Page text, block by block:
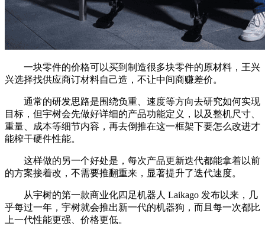
一块零件的价格可以买到制造很多块零件的原材料，王兴
兴选择找供应商订材料自己造，不让中间商赚差价。
通常的研发思路是围绕负重、速度等方向去研究如何实现
目标，但宇树会先做好详细的产品功能定义，以及整机尺寸、
重量、成本等细节内容，再去倒推在这一框架下要怎么改进才
能榨干硬件性能。
这样做的另一个好处是，每次产品更新迭代都能拿着以前
的方案接着改，不需要推翻重来，显著提升了迭代速度。
从宇树的第一款商业化四足机器人 Laikago 发布以来，几
乎每过一年，宇树就会推出新一代的机器狗，而且每一次都比
上一代性能更强、价格更低。